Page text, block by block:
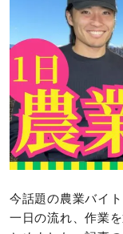
今話題の農業バイ
一日の流れ、作業